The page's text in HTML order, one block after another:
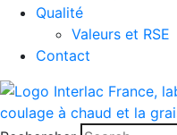
Qualité
Valeurs et RSE
Contact